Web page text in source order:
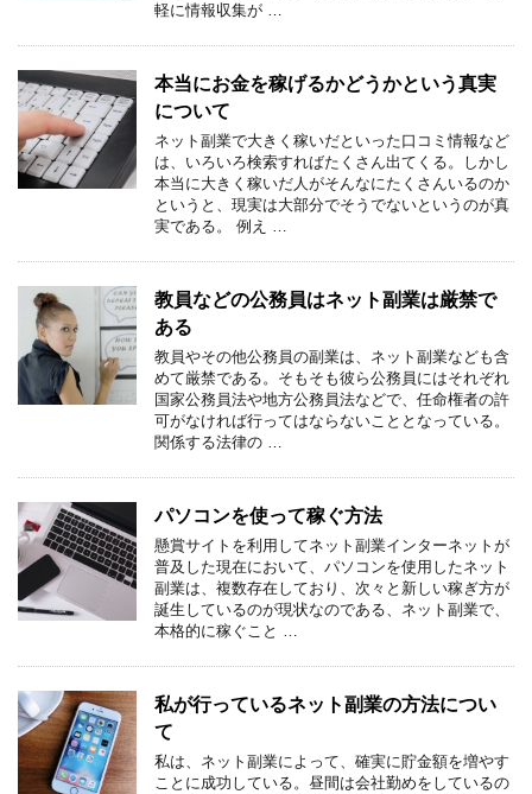
軽に情報収集が …
本当にお金を稼げるかどうかという真実
について
ネット副業で大きく稼いだといった口コミ情報など
は、いろいろ検索すればたくさん出てくる。しかし
本当に大きく稼いだ人がそんなにたくさんいるのか
というと、現実は大部分でそうでないというのが真
実である。 例え …
教員などの公務員はネット副業は厳禁で
ある
教員やその他公務員の副業は、ネット副業なども含
めて厳禁である。そもそも彼ら公務員にはそれぞれ
国家公務員法や地方公務員法などで、任命権者の許
可がなければ行ってはならないこととなっている。
関係する法律の …
パソコンを使って稼ぐ方法
懸賞サイトを利用してネット副業インターネットが
普及した現在において、パソコンを使用したネット
副業は、複数存在しており、次々と新しい稼ぎ方が
誕生しているのが現状なのである、ネット副業で、
本格的に稼ぐこと …
私が行っているネット副業の方法につい
て
私は、ネット副業によって、確実に貯金額を増やす
ことに成功している。昼間は会社勤めをしているの